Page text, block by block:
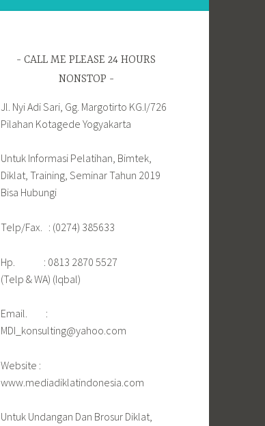
CALL ME PLEASE 24 HOURS
NONSTOP
Jl. Nyi Adi Sari, Gg. Margotirto KG.I/726
Pilahan Kotagede Yogyakarta
Untuk Informasi Pelatihan, Bimtek,
Diklat, Training, Seminar Tahun 2019
Bisa Hubungi
Telp/Fax. : (0274) 385633
Hp. : 0813 2870 5527
(Telp & WA) (Iqbal)
Email. :
MDI_konsulting@yahoo.com
Website :
www.mediadiklatindonesia.com
Untuk Undangan Dan Brosur Diklat,